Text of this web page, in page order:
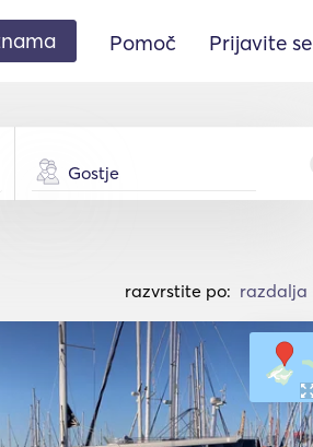
Pomoč Prijavite se
Gostje
razvrstite po: